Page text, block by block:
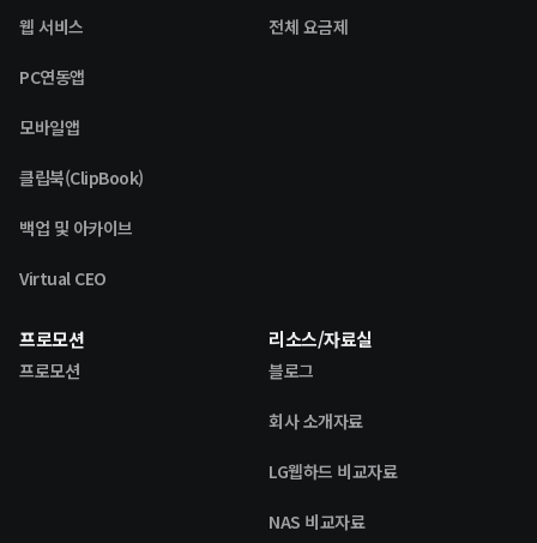
웹 서비스
PC연동앱
모바일앱
클립북(ClipBook)
백업 및 아카이브
Virtual CEO
전체 요금제
프로모션
프로모션
리소스/자료실
블로그
회사 소개자료
LG웹하드 비교자료
NAS 비교자료